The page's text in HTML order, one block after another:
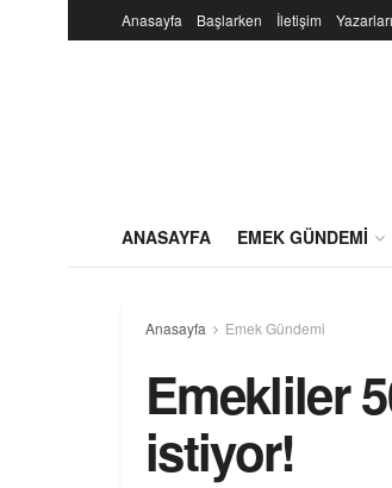
Anasayfa Başlarken İletişim
ANASAYFA EMEK GÜNDEMI
Anasayfa Emek Gündemi
Emekliler
istiyor!